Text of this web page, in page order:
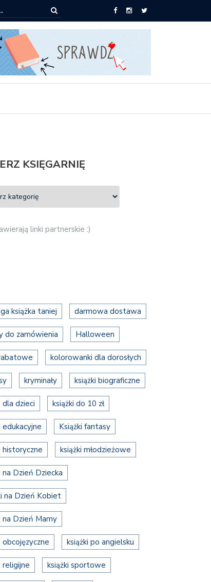
Gorzka – Copycat
KSIĘGARNIĘ
linki partnerskie :)
książka taniej darmowa dostawa
do zamówienia Halloween
kolorowanki dla dorosłych
kryminały książki biograficzne
dla dzieci książki do 10 zł
edukacyjne Książki fantasy
historyczne książki młodzieżowe
na Dzień Dziecka
na Dzień Kobiet
na Dzień Mamy
obcojęzyczne książki po angielsku
religijne książki sportowe